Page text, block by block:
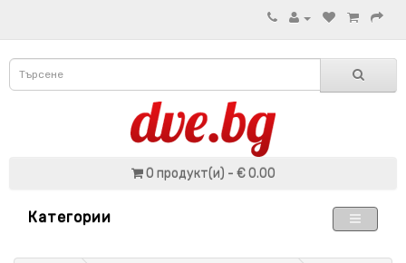
0 продукт(и) - € 0.00
Категории